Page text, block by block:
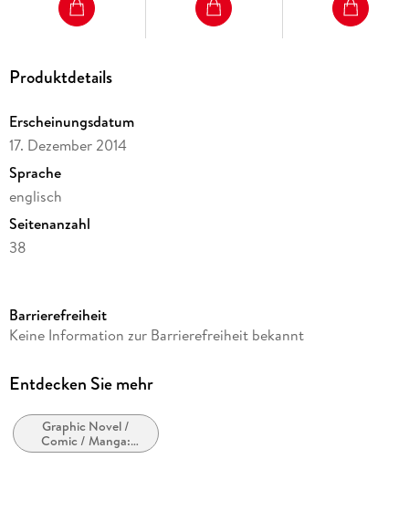
Produktdetails
Erscheinungsdatum
17. Dezember 2014
Sprache
englisch
Seitenanzahl
38
Reihe
Autor/Autorin
Verlag/Hersteller
Action Lab Entertainment
Barrierefreiheit
Keine Information zur Barrierefreiheit bekannt
Entdecken Sie mehr
Graphic Novel /
Comic / Manga:
Science-Fiction